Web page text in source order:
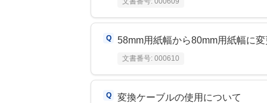
58mm用紙幅から80mm用紙幅に
文書番号: 000610
変換ケーブルの使用について